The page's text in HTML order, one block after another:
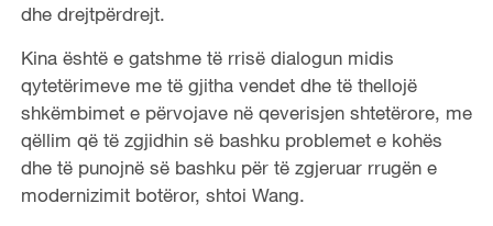
dhe drejtpërdrejt.
Kina është e gatshme të rrisë dialogun midis
qytetërimeve me të gjitha vendet dhe të thellojë
shkëmbimet e përvojave në qeverisjen shtetërore, me
qëllim që të zgjidhin së bashku problemet e kohës
dhe të punojnë së bashku për të zgjeruar rrugën e
modernizimit botëror, shtoi Wang.